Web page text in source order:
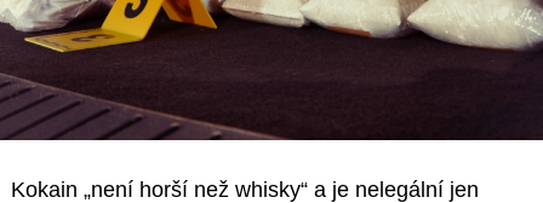
Kokain „není horší než whisky“ a je nelegální jen